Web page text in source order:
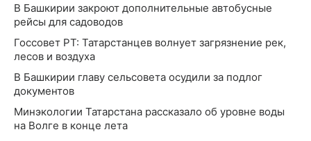
В Башкирии закроют дополнительные автобусные
рейсы для садоводов
Госсовет РТ: Татарстанцев волнует загрязнение рек,
лесов и воздуха
В Башкирии главу сельсовета осудили за подлог
документов
Минэкологии Татарстана рассказало об уровне воды
на Волге в конце лета